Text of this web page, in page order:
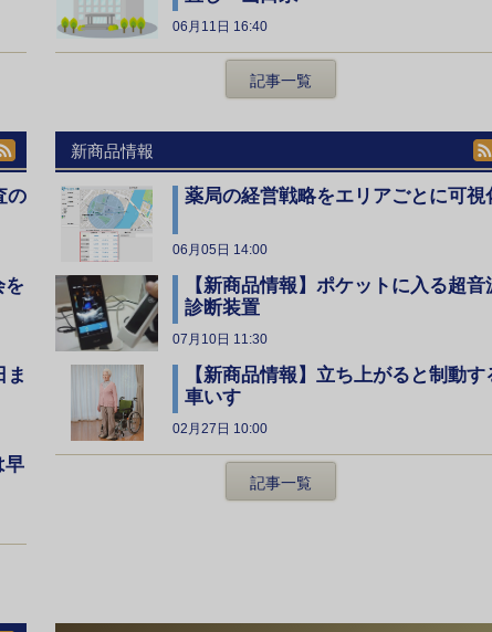
06月11日 16:40
記事一覧
の
を
ま
早
新商品情報
薬局の経営戦略をエリアごとに可視
06月05日 14:00
【新商品情報】ポケットに入る超音
診断装置
07月10日 11:30
【新商品情報】立ち上がると制動す
車いす
02月27日 10:00
記事一覧